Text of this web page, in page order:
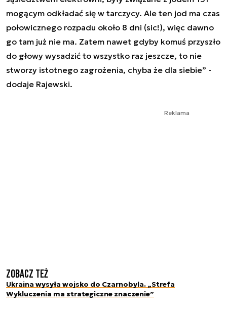
mogącym odkładać się w tarczycy. Ale ten jod ma czas
połowicznego rozpadu około 8 dni (sic!), więc dawno
go tam już nie ma. Zatem nawet gdyby komuś przyszło
do głowy wysadzić to wszystko raz jeszcze, to nie
stworzy istotnego zagrożenia, chyba że dla siebie” -
dodaje Rajewski.
Reklama
Zobacz też
Ukraina wysyła wojsko do Czarnobyla. „Strefa
Wykluczenia ma strategiczne znaczenie”